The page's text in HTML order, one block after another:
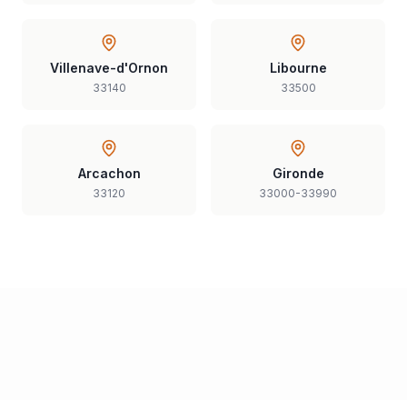
Villenave-d'Ornon
33140
Libourne
33500
Arcachon
33120
Gironde
33000-33990